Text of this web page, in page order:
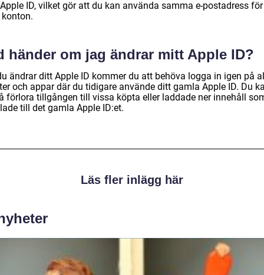
ID, vilket gör att du kan använda samma e-postadress
händer om jag ändrar mitt Apple ID?
ändrar ditt Apple ID kommer du att behöva logga in igen på
och appar där du tidigare använde ditt gamla Apple ID. Du
förlora tillgången till vissa köpta eller laddade ner innehåll
till det gamla Apple ID:et.
Läs fler inlägg här